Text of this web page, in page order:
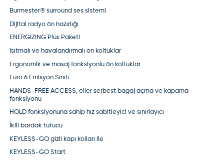
Burmester® surround ses sistemi
Dijital radyo ön hazırlığı
ENERGIZING Plus Paketi
Isıtmalı ve havalandırmalı ön koltuklar
Ergonomik ve masaj fonksiyonlu ön koltuklar
Euro 6 Emisyon Sınıfı
HANDS-FREE ACCESS, eller serbest bagaj açma ve kapama
fonksiyonu
HOLD fonksiyonuna sahip hız sabitleyici ve sınırlayıcı
İkili bardak tutucu
KEYLESS-GO gizli kapı kolları ile
KEYLESS-GO Start